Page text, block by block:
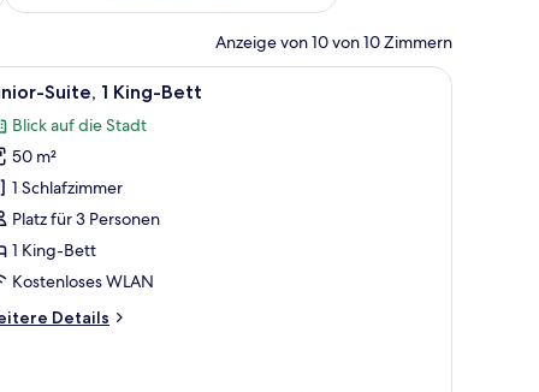
Anzeige von 10 von 10 Zimmern
auf die Skyline durch große Fenster.
einem Schreibtisch, einem Sessel und einer Couch, mit Blick auf die Stadt
Ein Hotelzimmer mit einem großen Bett,
7 Suite, 1 King-Bett
Blick auf die Stadt
50 m²
1 Schlafzimmer
Platz für 3 Personen
1 King-Bett
Kostenloses WLAN
Details